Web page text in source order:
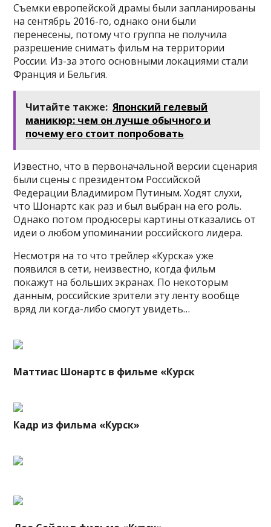
Съемки европейской драмы были запланированы
на сентябрь 2016-го, однако они были
перенесены, потому что группа не получила
разрешение снимать фильм на территории
России. Из-за этого основными локациями стали
Франция и Бельгия.
Читайте также: Японский гелевый
маникюр: чем он лучше обычного и
почему его стоит попробовать
Известно, что в первоначальной версии сценария
были сцены с президентом Российской
Федерации Владимиром Путиным. Ходят слухи,
что Шонартс как раз и был выбран на его роль.
Однако потом продюсеры картины отказались от
идеи о любом упоминании российского лидера.
Несмотря на то что трейлер «Курска» уже
появился в сети, неизвестно, когда фильм
покажут на больших экранах. По некоторым
данным, российские зрители эту ленту вообще
вряд ли когда-либо смогут увидеть…
Маттиас Шонартс в фильме «Курск
Кадр из фильма «Курск»